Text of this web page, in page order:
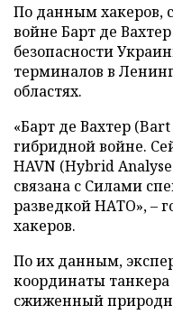
По данным хакеров,
войне Барт де
безопасности
терминалов в
областях.
«Барт де Вахтер
гибридной войне.
HAVN (Hybrid
связана с Силами
разведкой НАТО», –
хакеров.
По их данным,
координаты танкера
сжиженный